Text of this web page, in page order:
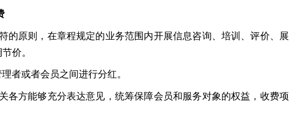
原则，在章程规定的业务范围内开展信息咨询、培训、评价、展
价。
者或者会员之间进行分红。
方能够充分表达意见，统筹保障会员和服务对象的权益，收费项